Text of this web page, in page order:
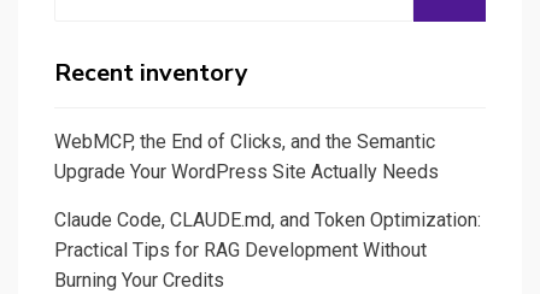
Recent inventory
WebMCP, the End of Clicks, and the Semantic
Upgrade Your WordPress Site Actually Needs
Claude Code, CLAUDE.md, and Token Optimization:
Practical Tips for RAG Development Without
Burning Your Credits